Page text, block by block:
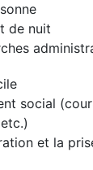
de nuit
social
et la